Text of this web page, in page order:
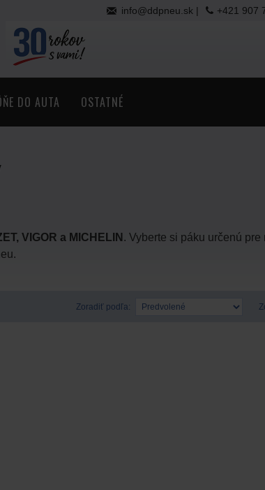
info@ddpneu.sk | +421 907
DO AUTA OSTATNÉ
VIGOR a MICHELIN . Vyberte si páku určenú pre
Zoradiť podľa: